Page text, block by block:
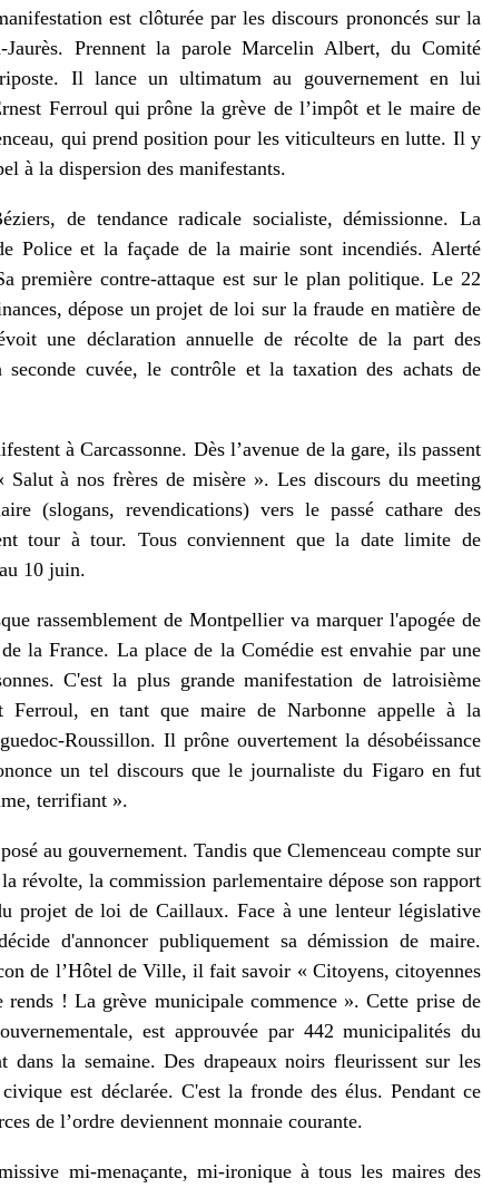
est clôturée par les discours prononcés sur la
Prennent la parole Marcelin Albert, du Comité
Il lance un ultimatum au gouvernement en lui
Ferroul qui prône la grève de l’impôt et le maire de
qui prend position pour les viticulteurs en lutte. Il y
à la dispersion des manifestants.
de tendance radicale socialiste, démissionne. La
Police et la façade de la mairie sont incendiés. Alerté
première contre-attaque est sur le plan politique. Le 22
dépose un projet de loi sur la fraude en matière de
une déclaration annuelle de récolte de la part des
cuvée, le contrôle et la taxation des achats de
à Carcassonne. Dès l’avenue de la gare, ils passent
à nos frères de misère ». Les discours du meeting
(slogans, revendications) vers le passé cathare des
tour à tour. Tous conviennent que la date limite de
10 juin.
rassemblement de Montpellier va marquer l'apogée de
la France. La place de la Comédie est envahie par une
C'est la plus grande manifestation de latroisième
Ferroul, en tant que maire de Narbonne appelle à la
Roussillon. Il prône ouvertement la désobéissance
un tel discours que le journaliste du Figaro en fut
terrifiant ».
au gouvernement. Tandis que Clemenceau compte sur
révolte, la commission parlementaire dépose son rapport
projet de loi de Caillaux. Face à une lenteur législative
d'annoncer publiquement sa démission de maire.
de l’Hôtel de Ville, il fait savoir « Citoyens, citoyennes
! La grève municipale commence ». Cette prise de
est approuvée par 442 municipalités du
dans la semaine. Des drapeaux noirs fleurissent sur les
est déclarée. C'est la fronde des élus. Pendant ce
de l’ordre deviennent monnaie courante.
mi-menaçante, mi-ironique à tous les maires des